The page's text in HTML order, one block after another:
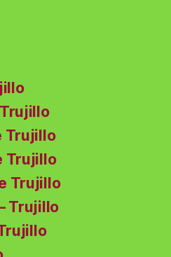
Trujillo
Trujillo
Trujillo
Trujillo